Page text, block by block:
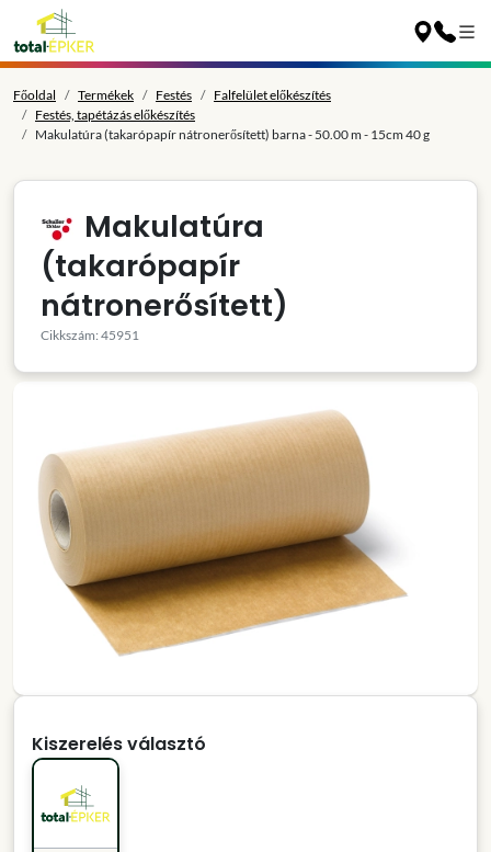
Főoldal Termékek Festés
Falfelület előkészítés
Festés, tapétázás előkészítés
Makulatúra (takarópapír nátronerősített) barna - 50.00 m - 15cm 40 g
Makulatúra
(takarópapír
nátronerősített)
Cikkszám: 45951
Kiszerelés választó